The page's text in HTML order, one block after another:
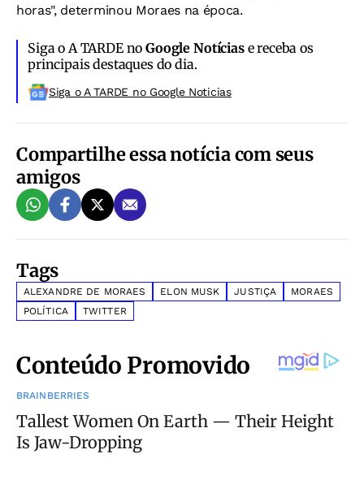
horas", determinou Moraes na época.
Siga o A TARDE noGoogle Notíciase receba os
principais destaques do dia.
Siga o A TARDE no Google Noticias
Compartilhe essa notícia com seus
amigos
Tags
ALEXANDRE DE MORAES ELON MUSK JUSTIÇA
MORAES
POLÍTICA
TWITTER